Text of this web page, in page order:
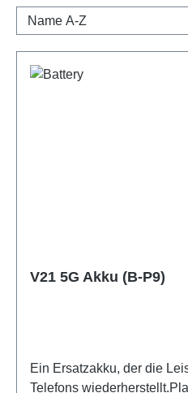
V21 5G Akku (B-P9)
Ein Ersatzakku, der die
Telefons